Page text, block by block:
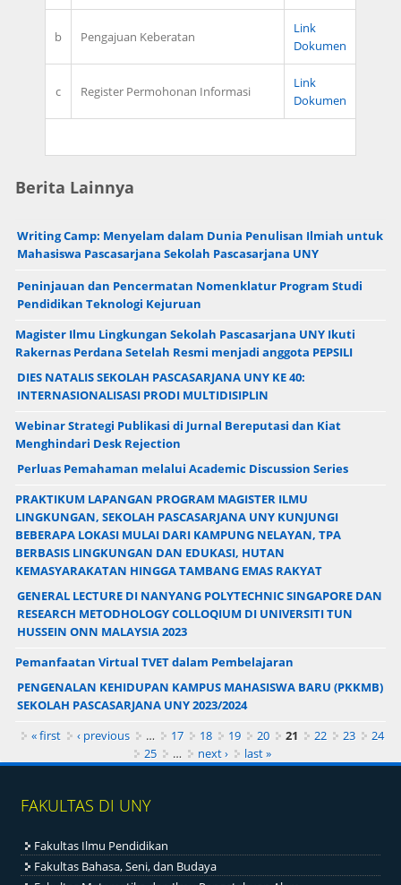
b Pengajuan Keberatan
Link
Dokumen
c Register Permohonan Informasi
Link
Dokumen
Berita Lainnya
Writing Camp: Menyelam dalam Dunia Penulisan Ilmiah untuk
Mahasiswa Pascasarjana Sekolah Pascasarjana UNY
Peninjauan dan Pencermatan Nomenklatur Program Studi
Pendidikan Teknologi Kejuruan
Magister Ilmu Lingkungan Sekolah Pascasarjana UNY Ikuti
Rakernas Perdana Setelah Resmi menjadi anggota PEPSILI
DIES NATALIS SEKOLAH PASCASARJANA UNY KE 40:
INTERNASIONALISASI PRODI MULTIDISIPLIN
Webinar Strategi Publikasi di Jurnal Bereputasi dan Kiat
Menghindari Desk Rejection
Perluas Pemahaman melalui Academic Discussion Series
PRAKTIKUM LAPANGAN PROGRAM MAGISTER ILMU
LINGKUNGAN, SEKOLAH PASCASARJANA UNY KUNJUNGI
BEBERAPA LOKASI MULAI DARI KAMPUNG NELAYAN, TPA
BERBASIS LINGKUNGAN DAN EDUKASI, HUTAN
KEMASYARAKATAN HINGGA TAMBANG EMAS RAKYAT
GENERAL LECTURE DI NANYANG POLYTECHNIC SINGAPORE DAN
RESEARCH METODHOLOGY COLLOQIUM DI UNIVERSITI TUN
HUSSEIN ONN MALAYSIA 2023
Pemanfaatan Virtual TVET dalam Pembelajaran
PENGENALAN KEHIDUPAN KAMPUS MAHASISWA BARU (PKKMB)
SEKOLAH PASCASARJANA UNY 2023/2024
Pages
« first ‹ previous … 17 18 19 20 21 22 23
24
25
… next › last »
FAKULTAS DI UNY
Fakultas Ilmu Pendidikan
Fakultas Bahasa, Seni, dan Budaya